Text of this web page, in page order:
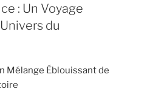
: Un Voyage
du
Mélange Éblouissant de